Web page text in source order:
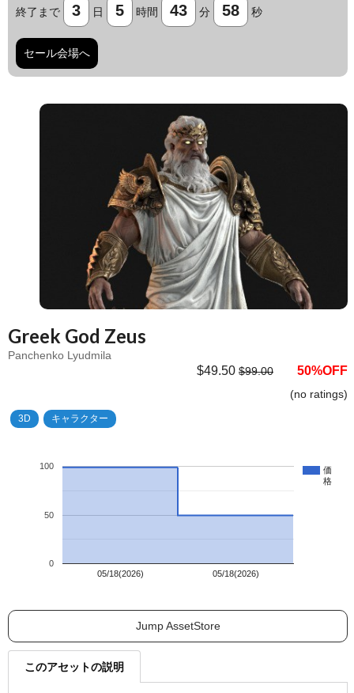
終了まで 3 日 5 時間 43 分 57 秒
セール会場へ
Greek God Zeus
Panchenko Lyudmila
$49.50 $99.00 50%OFF
(no ratings)
3D キャラクター
価
格
05/18(2026) 05/18(2026)
0
50
100
Jump AssetStore
このアセットの説明